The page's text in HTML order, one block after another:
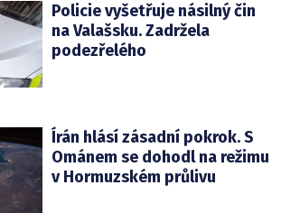
Policie vyšetřuje násilný čin
na Valašsku. Zadržela
podezřelého
Írán hlásí zásadní pokrok. S
Ománem se dohodl na režimu
v Hormuzském průlivu